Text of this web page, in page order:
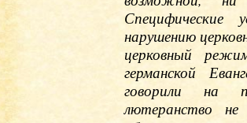
Специфические
нарушению
церковный
германской
говорили на
лютеранство